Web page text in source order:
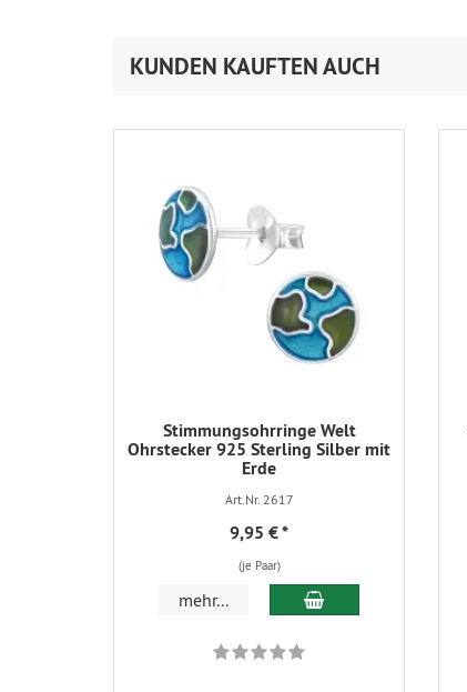
KUNDEN KAUFTEN AUCH
Stimmungsohrringe Welt
Ohrstecker 925 Sterling Silber mit
Erde
Art.Nr. 2617
9,95 €*
(je Paar)
mehr... In den Warenkorb